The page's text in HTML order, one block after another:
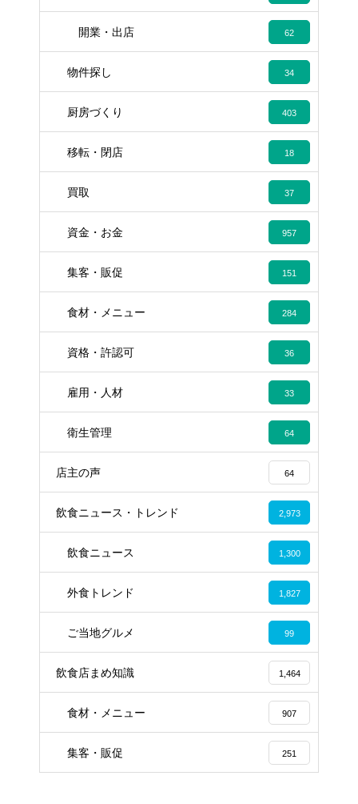
開業・出店 62
物件探し 34
厨房づくり 403
移転・閉店 18
買取 37
資金・お金 957
集客・販促 151
食材・メニュー 284
資格・許認可 36
雇用・人材 33
衛生管理 64
店主の声 64
飲食ニュース・トレンド 2,973
飲食ニュース 1,300
外食トレンド 1,827
ご当地グルメ 99
飲食店まめ知識 1,464
食材・メニュー 907
集客・販促 251